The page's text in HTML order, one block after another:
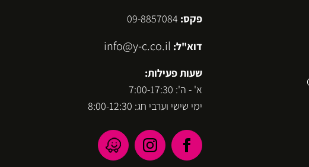
פקס:
דוא"ל: info@y-c.co.il
שעות פעילות:
א' - ה': 7:00-17:30
ימי שישי וערבי חג: 8:00-12:30